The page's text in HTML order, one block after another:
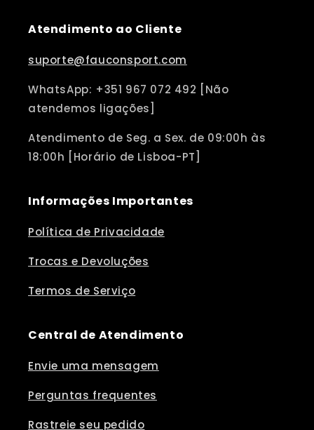
Atendimento ao Cliente
suporte@fauconsport.com
WhatsApp: +351 967 072 492 [Não
atendemos ligações]
Atendimento de Seg. a Sex. de 09:00h às
18:00h [Horário de Lisboa-PT]
Informações Importantes
Política de Privacidade
Trocas e Devoluções
Termos de Serviço
Central de Atendimento
Envie uma mensagem
Perguntas frequentes
Rastreie seu pedido